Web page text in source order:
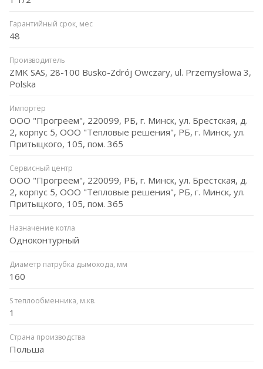
Гарантийный срок, мес
48
Производитель
ZMK SAS, 28-100 Busko-Zdrój Owczary, ul. Przemysłowa 3,
Polska
Импортёр
ООО "Прогреем", 220099, РБ, г. Минск, ул. Брестская, д.
2, корпус 5, ООО "Тепловые решения", РБ, г. Минск, ул.
Притыцкого, 105, пом. 365
Сервисный центр
ООО "Прогреем", 220099, РБ, г. Минск, ул. Брестская, д.
2, корпус 5, ООО "Тепловые решения", РБ, г. Минск, ул.
Притыцкого, 105, пом. 365
Назначение котла
Одноконтурный
Диаметр патрубка дымохода, мм
160
S теплообменника, м.кв.
1
Страна производства
Польша